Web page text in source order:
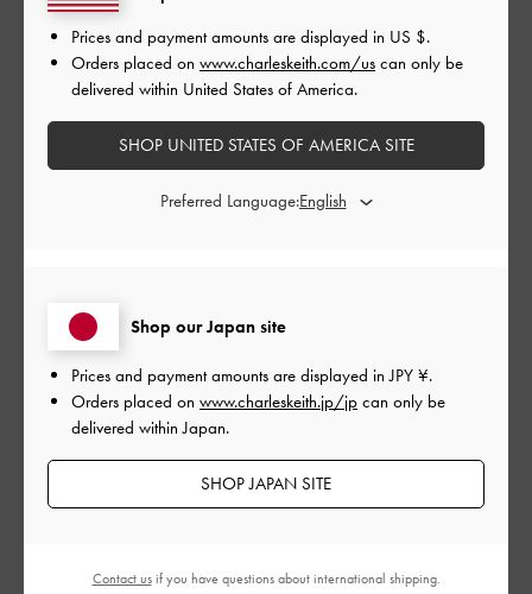
とてもよかった
品質
とてもよかった
ご利用者様
履きやすいです
かったです。
2024-03-15
Shop our Japan site
Prices and payment amounts are displayed inJPY ¥.
Orders placed on www.charleskeith.jp/jp can only be
delivered within Japan.
SHOP JAPAN SITE
Prices and payment amounts are displayed in US $.
Orders placed on www.charleskeith.com/us can only be
delivered within United States of America.
SHOP UNITED STATES OF AMERICA SITE
Preferred Language:
Contact usif you have questions about international shipping.